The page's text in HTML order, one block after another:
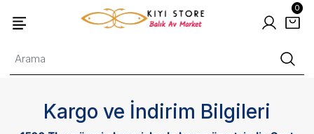
0
Kargo ve İndirim Bilgileri